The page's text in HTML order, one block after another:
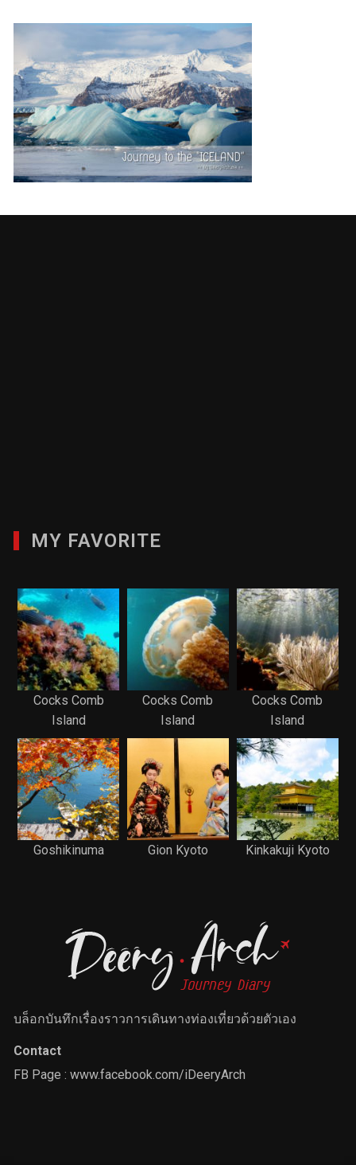
MY FAVORITE
Cocks Comb
Island
Cocks Comb
Island
Cocks Comb
Island
Goshikinuma Gion Kyoto Kinkakuji Kyoto
บล็อกบันทึกเรื่องราวการเดินทางท่องเที่ยวด้วยตัวเอง
Contact
FB Page :www.facebook.com/iDeeryArch